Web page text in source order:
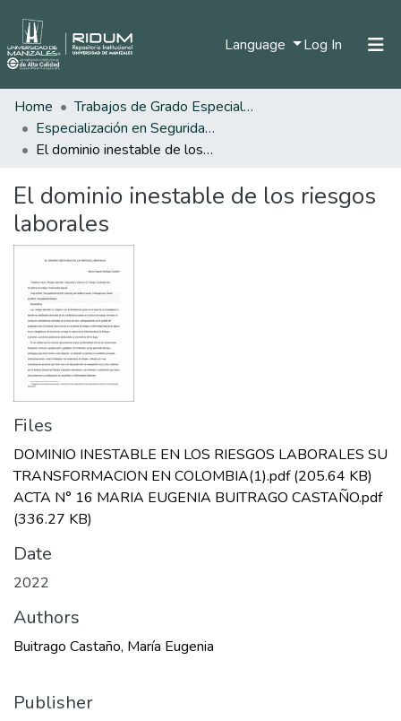
Language Log In (current)
Statistics
Home
Trabajos de Grado Especializaciones
Especialización en Seguridad Social
El dominio inestable de los riesgos laborales
El dominio inestable de los riesgos
laborales
Files
DOMINIO INESTABLE EN LOS RIESGOS LABORALES SU
TRANSFORMACION EN COLOMBIA(1).pdf(205.64 KB)
ACTA N° 16 MARIA EUGENIA BUITRAGO CASTAÑO.pdf
(336.27 KB)
Date
2022
Authors
Buitrago Castaño, María Eugenia
Publisher